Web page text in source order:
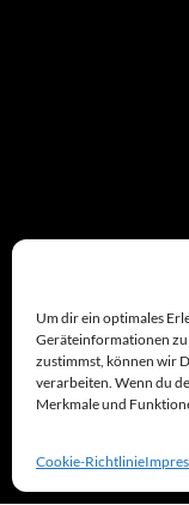
Um dir ein optimales
Geräteinformationen
zustimmst, können wir
verarbeiten. Wenn du
Merkmale und
Cookie-Richtlinie